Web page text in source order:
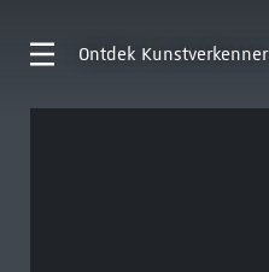
Ontdek Kunstverkenner